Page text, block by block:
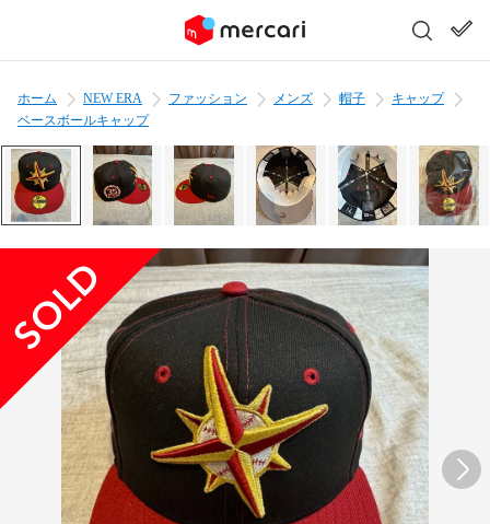
ホーム NEW ERA ファッション メンズ 帽子
キャップ
ベースボールキャップ